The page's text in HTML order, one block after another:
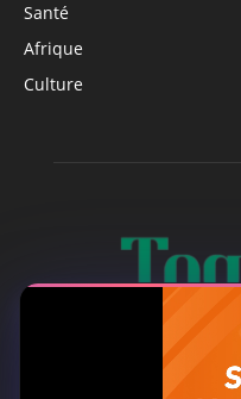
Santé
Afrique
Culture